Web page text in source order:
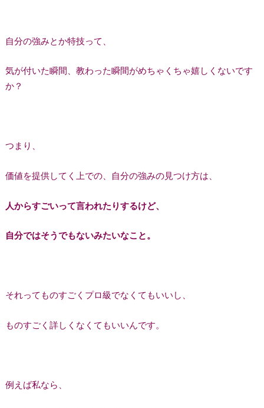
自分の強みとか特技って、
気が付いた瞬間、教わった瞬間がめちゃくちゃ嬉しくないです
か？
つまり、
価値を提供してく上での、自分の強みの見つけ方は、
人からすごいって言われたりするけど、
自分ではそうでもないみたいなこと。
それってものすごくプロ級でなくてもいいし、
ものすごく詳しくなくてもいいんです。
例えば私なら、